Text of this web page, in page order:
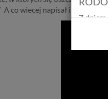
A co wiecej napisał i nagrał
Z dniem
osób